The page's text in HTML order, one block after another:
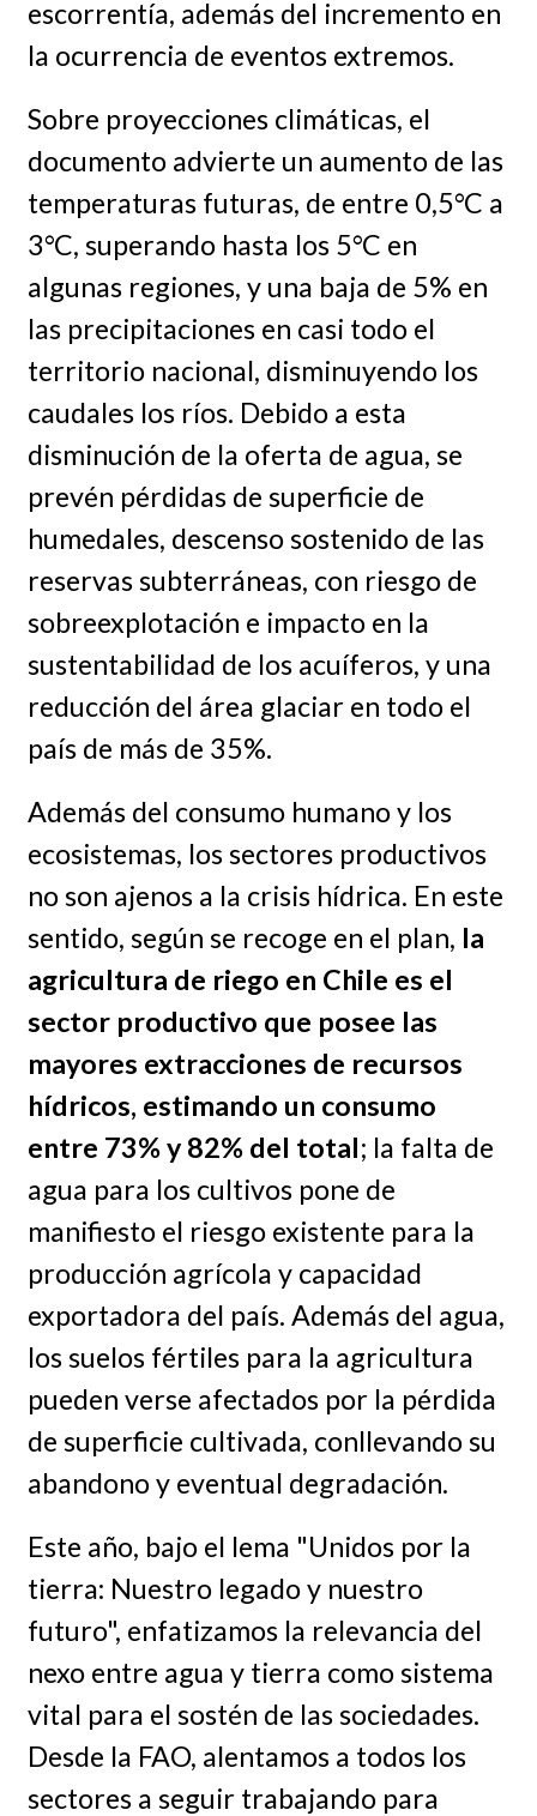
escorrentía, además del incremento en
la ocurrencia de eventos extremos.
Sobre proyecciones climáticas, el
documento advierte un aumento de las
temperaturas futuras, de entre 0,5°C a
3°C, superando hasta los 5°C en
algunas regiones, y una baja de 5% en
las precipitaciones en casi todo el
territorio nacional, disminuyendo los
caudales los ríos. Debido a esta
disminución de la oferta de agua, se
prevén pérdidas de superficie de
humedales, descenso sostenido de las
reservas subterráneas, con riesgo de
sobreexplotación e impacto en la
sustentabilidad de los acuíferos, y una
reducción del área glaciar en todo el
país de más de 35%.
Además del consumo humano y los
ecosistemas, los sectores productivos
no son ajenos a la crisis hídrica. En este
sentido, según se recoge en el plan, la
agricultura de riego en Chile es el
sector productivo que posee las
mayores extracciones de recursos
hídricos, estimando un consumo
entre 73% y 82% del total; la falta de
agua para los cultivos pone de
manifiesto el riesgo existente para la
producción agrícola y capacidad
exportadora del país. Además del agua,
los suelos fértiles para la agricultura
pueden verse afectados por la pérdida
de superficie cultivada, conllevando su
abandono y eventual degradación.
Este año, bajo el lema "Unidos por la
tierra: Nuestro legado y nuestro
futuro", enfatizamos la relevancia del
nexo entre agua y tierra como sistema
vital para el sostén de las sociedades.
Desde la FAO, alentamos a todos los
sectores a seguir trabajando para